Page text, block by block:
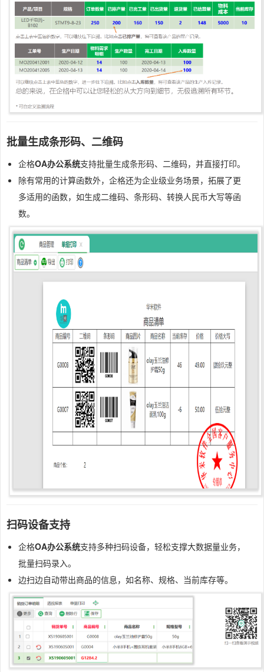
批量生成条形码、二维码
企格OA办公系统支持批量生成条形码、二维码，并直接打印。
除有常用的计算函数外，企格还为企业级业务场景，拓展了更
多适用的函数，如生成二维码、条形码、转换人民币大写等函
数。
扫码设备支持
企格OA办公系统支持多种扫码设备，轻松支撑大数据量业务，
批量扫码录入。
边扫边自动带出商品的信息，如名称、规格、当前库存等。